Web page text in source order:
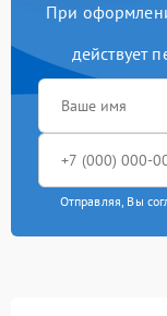
При
действует
Отправляя, Вы